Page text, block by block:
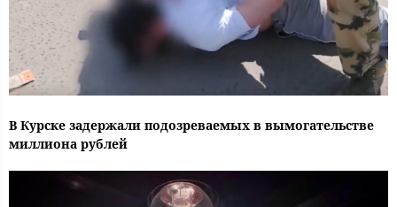
В Курске задержали подозреваемых в вымогательстве
миллиона рублей